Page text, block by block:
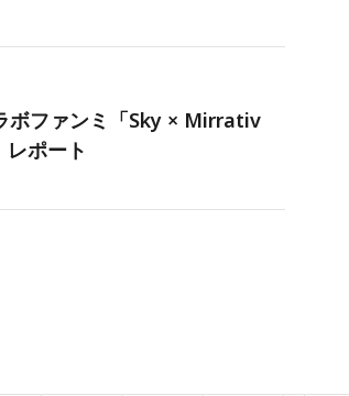
ファンミ「Sky × Mirrativ
ポート